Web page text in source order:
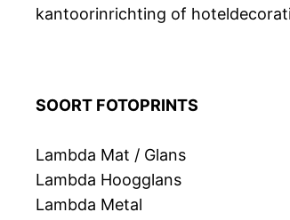
kantoorinrichting of
SOORT FOTOPRINTS
Lambda Mat / Glans
Lambda Hoogglans
Lambda Metal